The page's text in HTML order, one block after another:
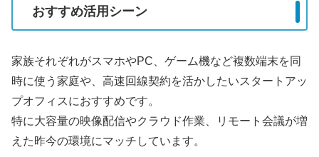
おすすめ活用シーン
家族それぞれがスマホやPC、ゲーム機など複数端末を同
時に使う家庭や、高速回線契約を活かしたいスタートアッ
プオフィスにおすすめです。
特に大容量の映像配信やクラウド作業、リモート会議が増
えた昨今の環境にマッチしています。